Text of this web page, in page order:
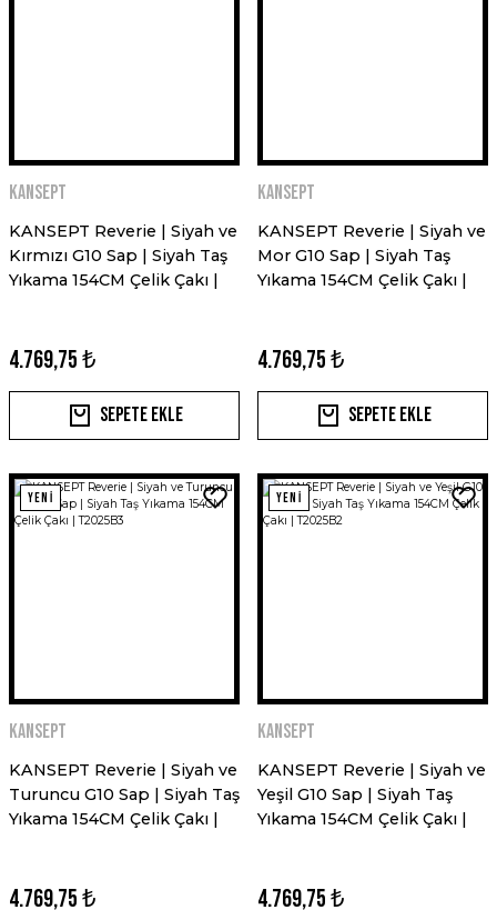
Kansept
KANSEPT Reverie | Siyah ve
Kırmızı G10 Sap | Siyah Taş
Yıkama 154CM Çelik Çakı |
4.769,75 ₺
Sepete Ekle
Kansept
KANSEPT Reverie | Siyah ve
Mor G10 Sap | Siyah Taş
Yıkama 154CM Çelik Çakı |
4.769,75 ₺
Sepete Ekle
YENİ
Kansept
KANSEPT Reverie | Siyah ve
Turuncu G10 Sap | Siyah Taş
Yıkama 154CM Çelik Çakı |
4.769,75 ₺
YENİ
Kansept
KANSEPT Reverie | Siyah ve
Yeşil G10 Sap | Siyah Taş
Yıkama 154CM Çelik Çakı |
4.769,75 ₺